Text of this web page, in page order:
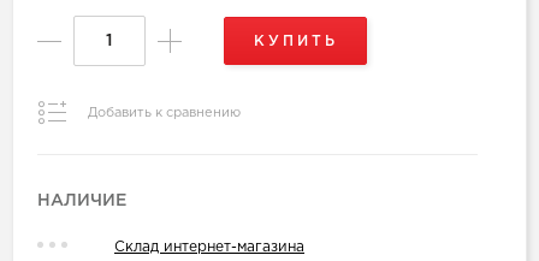
КУПИТЬ
Добавить к сравнению
НАЛИЧИЕ
Склад интернет-магазина